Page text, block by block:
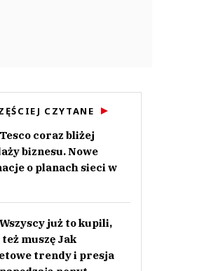
Sezon 2
CZYTANE
Tesco coraz bliżej
biznesu. Nowe
o planach sieci w
Wszyscy już to kupili,
muszę Jak
trendy i presja